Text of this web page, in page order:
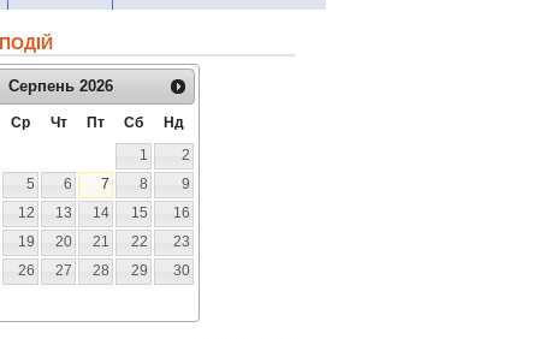
Серпень 2026
Ср Чт Пт Сб
Нд
1
2
5 6 7 8
9
12 13 14 15
16
19 20 21 22
23
26 27 28 29
30